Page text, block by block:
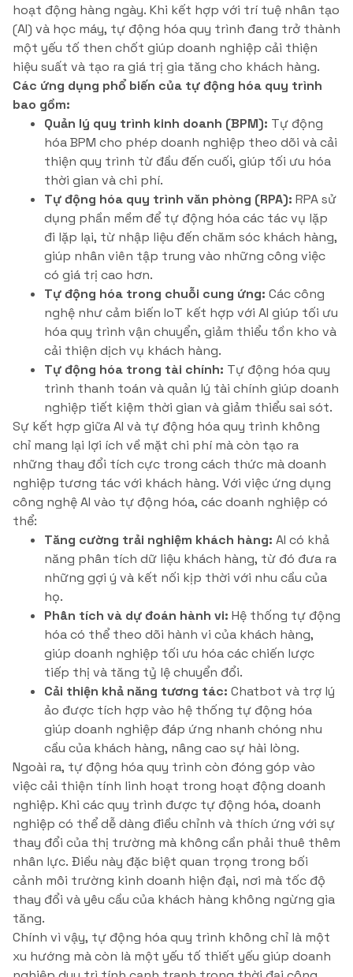
hoạt động hàng ngày. Khi kết hợp với trí tuệ nhân tạo
(AI) và học máy, tự động hóa quy trình đang trở thành
một yếu tố then chốt giúp doanh nghiệp cải thiện
hiệu suất và tạo ra giá trị gia tăng cho khách hàng.
Các ứng dụng phổ biến của tự động hóa quy trình
bao gồm:
Quản lý quy trình kinh doanh (BPM): Tự động
hóa BPM cho phép doanh nghiệp theo dõi và cải
thiện quy trình từ đầu đến cuối, giúp tối ưu hóa
thời gian và chi phí.
Tự động hóa quy trình văn phòng (RPA): RPA sử
dụng phần mềm để tự động hóa các tác vụ lặp
đi lặp lại, từ nhập liệu đến chăm sóc khách hàng,
giúp nhân viên tập trung vào những công việc
có giá trị cao hơn.
Tự động hóa trong chuỗi cung ứng: Các công
nghệ như cảm biến IoT kết hợp với AI giúp tối ưu
hóa quy trình vận chuyển, giảm thiểu tồn kho và
cải thiện dịch vụ khách hàng.
Tự động hóa trong tài chính: Tự động hóa quy
trình thanh toán và quản lý tài chính giúp doanh
nghiệp tiết kiệm thời gian và giảm thiểu sai sót.
Sự kết hợp giữa AI và tự động hóa quy trình không
chỉ mang lại lợi ích về mặt chi phí mà còn tạo ra
những thay đổi tích cực trong cách thức mà doanh
nghiệp tương tác với khách hàng. Với việc ứng dụng
công nghệ AI vào tự động hóa, các doanh nghiệp có
thể:
Tăng cường trải nghiệm khách hàng: AI có khả
năng phân tích dữ liệu khách hàng, từ đó đưa ra
những gợi ý và kết nối kịp thời với nhu cầu của
họ.
Phân tích và dự đoán hành vi: Hệ thống tự động
hóa có thể theo dõi hành vi của khách hàng,
giúp doanh nghiệp tối ưu hóa các chiến lược
tiếp thị và tăng tỷ lệ chuyển đổi.
Cải thiện khả năng tương tác: Chatbot và trợ lý
ảo được tích hợp vào hệ thống tự động hóa
giúp doanh nghiệp đáp ứng nhanh chóng nhu
cầu của khách hàng, nâng cao sự hài lòng.
Ngoài ra, tự động hóa quy trình còn đóng góp vào
việc cải thiện tính linh hoạt trong hoạt động doanh
nghiệp. Khi các quy trình được tự động hóa, doanh
nghiệp có thể dễ dàng điều chỉnh và thích ứng với sự
thay đổi của thị trường mà không cần phải thuê thêm
nhân lực. Điều này đặc biệt quan trọng trong bối
cảnh môi trường kinh doanh hiện đại, nơi mà tốc độ
thay đổi và yêu cầu của khách hàng không ngừng gia
tăng.
Chính vì vậy, tự động hóa quy trình không chỉ là một
xu hướng mà còn là một yếu tố thiết yếu giúp doanh